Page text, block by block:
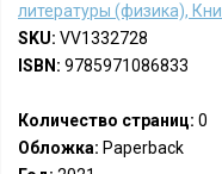
литературы (физика),
SKU: VV1332728
ISBN: 9785971086833
Количество страниц: 0
Обложка: Paperback